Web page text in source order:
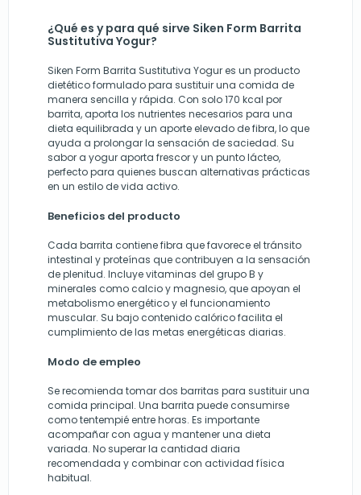
¿Qué es y para qué sirve Siken Form Barrita
Sustitutiva Yogur?
Siken Form Barrita Sustitutiva Yogur es un producto
dietético formulado para sustituir una comida de
manera sencilla y rápida. Con solo 170 kcal por
barrita, aporta los nutrientes necesarios para una
dieta equilibrada y un aporte elevado de fibra, lo que
ayuda a prolongar la sensación de saciedad. Su
sabor a yogur aporta frescor y un punto lácteo,
perfecto para quienes buscan alternativas prácticas
en un estilo de vida activo.
Beneficios del producto
Cada barrita contiene fibra que favorece el tránsito
intestinal y proteínas que contribuyen a la sensación
de plenitud. Incluye vitaminas del grupo B y
minerales como calcio y magnesio, que apoyan el
metabolismo energético y el funcionamiento
muscular. Su bajo contenido calórico facilita el
cumplimiento de las metas energéticas diarias.
Modo de empleo
Se recomienda tomar dos barritas para sustituir una
comida principal. Una barrita puede consumirse
como tentempié entre horas. Es importante
acompañar con agua y mantener una dieta
variada. No superar la cantidad diaria
recomendada y combinar con actividad física
habitual.